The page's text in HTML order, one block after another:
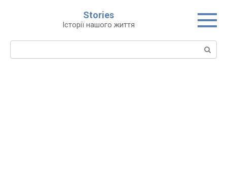
Stories
Історії нашого життя
Пошук: